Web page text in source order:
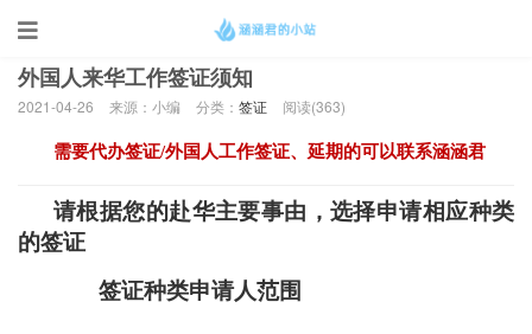
当前位置：
外国人来华工作签证须知
2021-04-26 来源：小编 分类： 签证 阅读(363)
需要代办签证/外国人工作签证、延期的可以联系涵涵君
请根据您的赴华主要事由，选择申请相应种类
的签证
签证种类申请人范围